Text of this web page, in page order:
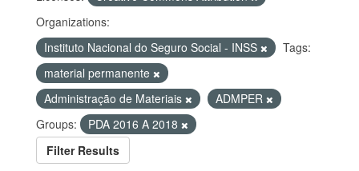
Organizations:
Instituto Nacional do Seguro Social - INSS
Tags:
material permanente
Administração de Materiais
ADMPER
Groups:
PDA 2016 A 2018
Filter Results